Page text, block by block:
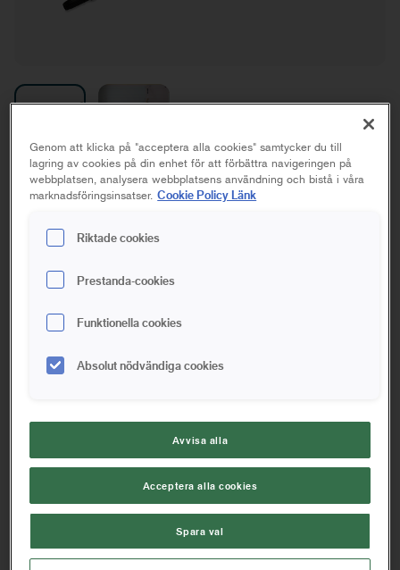
Platinum Förlängningsskaft
3-del
115-270 cm 160-402 cm
Spara i favoriter
Ska du renovera och är i behov av att nå längre? Då är
många turer upp och ner på stegen. Förlängningsskaftet kan
justeras på längden och kan användas tillsammans med
många av våra olika förlängningsbara verktyg, som t.ex.
Kan användas med alla våra förlängningsbara verktyg
tar paus
Genom att klicka på "acceptera alla cookies" samtycker du till
lagring av cookies på din enhet för att förbättra navigeringen på
webbplatsen, analysera webbplatsens användning och bistå i våra
marknadsföringsinsatser. Cookie Policy Länk
Riktade cookies
Prestanda-cookies
Funktionella cookies
Absolut nödvändiga cookies
Avvisa alla
Acceptera alla cookies
Spara val